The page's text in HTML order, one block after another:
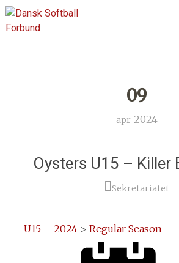
Skip
to
Dansk
09
apr 2024
Oysters U15 – Killer
Sekretariatet
U15 – 2024 > Regular Season